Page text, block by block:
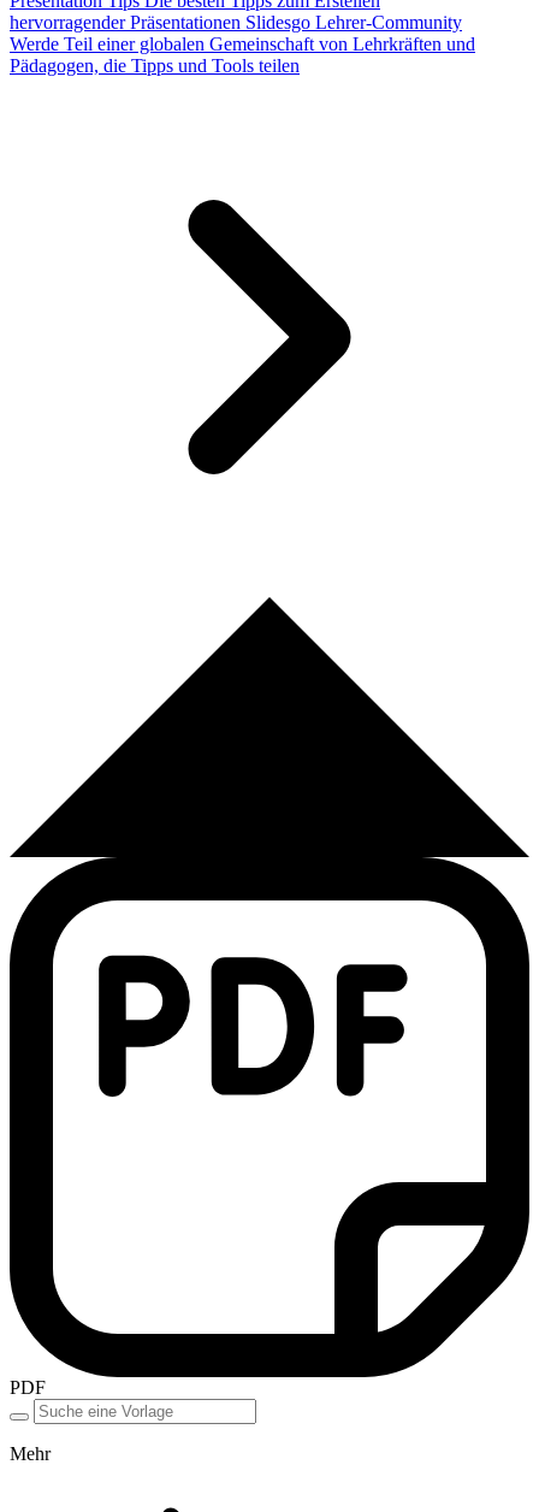
hervorragender Präsentationen Slidesgo Lehrer-Community
Werde Teil einer globalen Gemeinschaft von Lehrkräften und
Pädagogen, die Tipps und Tools teilen
PDF
Mehr